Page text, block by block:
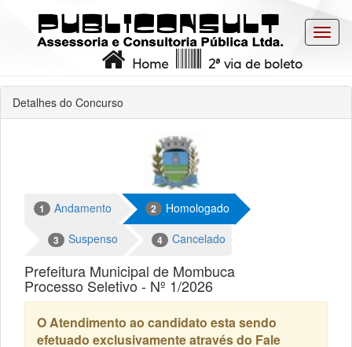
2ª via de boleto
Home
Detalhes do Concurso
1 Andamento 2 Homologado
3 Suspenso 4 Cancelado
Prefeitura Municipal de Mombuca
Processo Seletivo - Nº 1/2026
O Atendimento ao candidato esta sendo
efetuado exclusivamente através do Fale